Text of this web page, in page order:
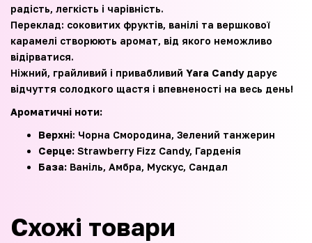
радість, легкість і чарівність.
Переклад: соковитих фруктів, ванілі та вершкової
карамелі створюють аромат, від якого неможливо
відірватися.
Ніжний, грайливий і привабливий Yara Candy дарує
відчуття солодкого щастя і впевненості на весь день!
Ароматичні ноти:
Верхні: Чорна Смородина, Зелений танжерин
Серце: Strawberry Fizz Candy, Гарденія
База: Ваніль, Амбра, Мускус, Сандал
Схожі товари